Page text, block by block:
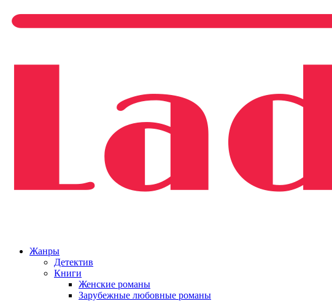
Жанры
Детектив
Книги
Женские романы
Зарубежные любовные романы